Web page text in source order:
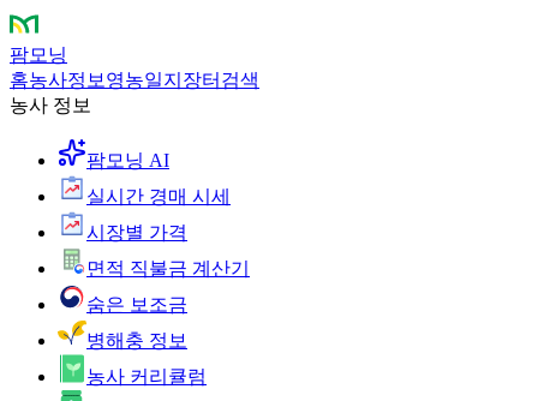
팜모닝
홈농사정보 영농일지 장터 검색
농사 정보
팜모닝 AI
실시간 경매 시세
시장별 가격
면적 직불금 계산기
숨은 보조금
병해충 정보
농사 커리큘럼